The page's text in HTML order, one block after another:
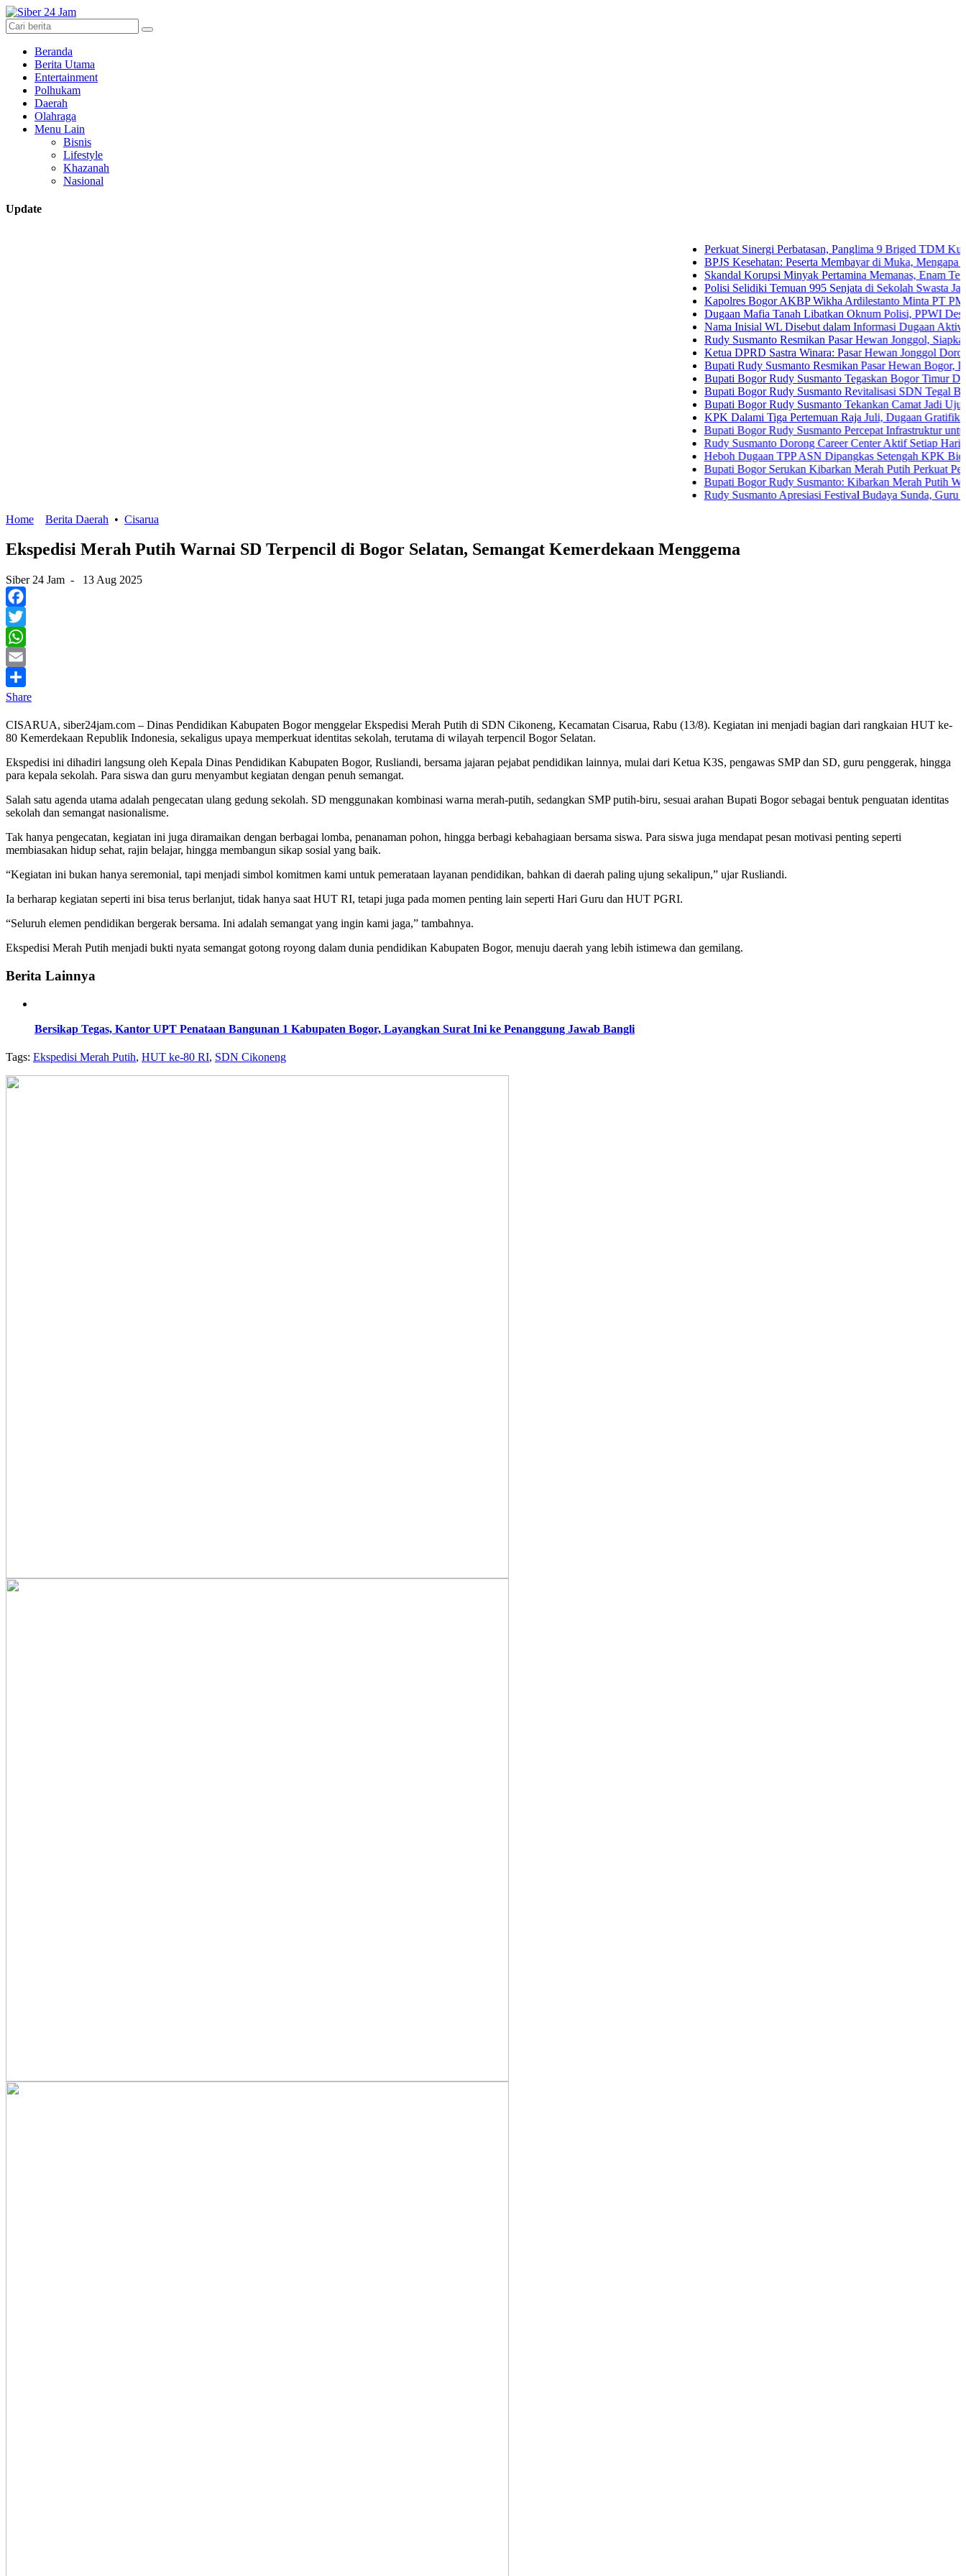
Beranda
Berita Utama
Entertainment
Polhukam
Daerah
Olahraga
Menu Lain
Bisnis
Lifestyle
Khazanah
Nasional
Update
Perkuat Sinergi Perbatasan, Panglima 9 Briged TDM Kunjungi
BPJS Kesehatan: Peserta Membayar di Muka, Mengapa Masih
Skandal Korupsi Minyak Pertamina Memanas, Enam Tersangka
Polisi Selidiki Temuan 995 Senjata di Sekolah Swasta Jakarta
Kapolres Bogor AKBP Wikha Ardilestanto Minta PT PMC
Dugaan Mafia Tanah Libatkan Oknum Polisi, PPWI Desak
Nama Inisial WL Disebut dalam Informasi Dugaan Aktivitas di
Rudy Susmanto Resmikan Pasar Hewan Jonggol, Siapkan
Ketua DPRD Sastra Winara: Pasar Hewan Jonggol Dorong
Bupati Rudy Susmanto Resmikan Pasar Hewan Bogor,
Bupati Bogor Rudy Susmanto Tegaskan Bogor Timur Disiapkan
Bupati Bogor Rudy Susmanto Revitalisasi SDN Tegal Benteng,
Bupati Bogor Rudy Susmanto Tekankan Camat Jadi Ujung
KPK Dalami Tiga Pertemuan Raja Juli, Dugaan Gratifikasi
Bupati Bogor Rudy Susmanto Percepat Infrastruktur untuk
Rudy Susmanto Dorong Career Center Aktif Setiap Hari Perluas
Heboh Dugaan TPP ASN Dipangkas Setengah KPK Bidik
Bupati Bogor Serukan Kibarkan Merah Putih Perkuat Persatuan
Bupati Bogor Rudy Susmanto: Kibarkan Merah Putih Wujud
Rudy Susmanto Apresiasi Festival Budaya Sunda, Guru PAUD
Home
Berita Daerah • Cisarua
Ekspedisi Merah Putih Warnai SD Terpencil di Bogor Selatan, Semangat Kemerdekaan Menggema
Siber 24 Jam - 13 Aug 2025
Facebook
Twitter
WhatsApp
Email
Share
CISARUA, siber24jam.com – Dinas Pendidikan Kabupaten Bogor menggelar Ekspedisi Merah Putih di SDN Cikoneng, Kecamatan Cisarua, Rabu (13/8). Kegiatan ini menjadi bagian dari rangkaian HUT ke-
80 Kemerdekaan Republik Indonesia, sekaligus upaya memperkuat identitas sekolah, terutama di wilayah terpencil Bogor Selatan.
Ekspedisi ini dihadiri langsung oleh Kepala Dinas Pendidikan Kabupaten Bogor, Rusliandi, bersama jajaran pejabat pendidikan lainnya, mulai dari Ketua K3S, pengawas SMP dan SD, guru penggerak, hingga
para kepala sekolah. Para siswa dan guru menyambut kegiatan dengan penuh semangat.
Salah satu agenda utama adalah pengecatan ulang gedung sekolah. SD menggunakan kombinasi warna merah-putih, sedangkan SMP putih-biru, sesuai arahan Bupati Bogor sebagai bentuk penguatan identitas
sekolah dan semangat nasionalisme.
Tak hanya pengecatan, kegiatan ini juga diramaikan dengan berbagai lomba, penanaman pohon, hingga berbagi kebahagiaan bersama siswa. Para siswa juga mendapat pesan motivasi penting seperti
membiasakan hidup sehat, rajin belajar, hingga membangun sikap sosial yang baik.
“Kegiatan ini bukan hanya seremonial, tapi menjadi simbol komitmen kami untuk pemerataan layanan pendidikan, bahkan di daerah paling ujung sekalipun,” ujar Rusliandi.
Ia berharap kegiatan seperti ini bisa terus berlanjut, tidak hanya saat HUT RI, tetapi juga pada momen penting lain seperti Hari Guru dan HUT PGRI.
“Seluruh elemen pendidikan bergerak bersama. Ini adalah semangat yang ingin kami jaga,” tambahnya.
Ekspedisi Merah Putih menjadi bukti nyata semangat gotong royong dalam dunia pendidikan Kabupaten Bogor, menuju daerah yang lebih istimewa dan gemilang.
Berita Lainnya
Bersikap Tegas, Kantor UPT Penataan Bangunan 1 Kabupaten Bogor, Layangkan Surat Ini ke Penanggung Jawab Bangli
Tags: Ekspedisi Merah Putih, HUT ke-80 RI, SDN Cikoneng